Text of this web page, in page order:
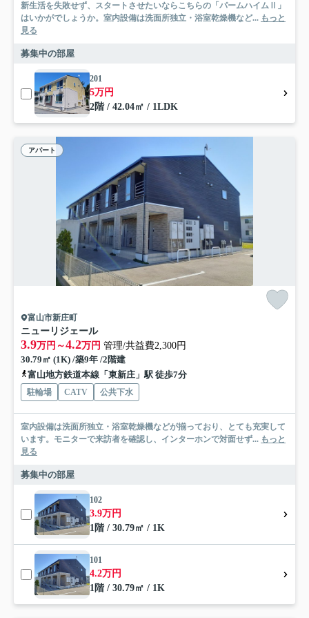
新生活を失敗せず、スタートさせたいならこちらの「パームハイムⅡ」
はいかがでしょうか。室内設備は洗面所独立・浴室乾燥機など... もっと
見る
募集中の部屋
201
5万円
2階 / 42.04㎡ / 1LDK
アパート
富山市新庄町
ニューリジェール
3.9万円～4.2万円 管理/共益費2,300円
30.79㎡ (1K) /築9年 /2階建
富山地方鉄道本線「東新庄」駅 徒歩7分
駐輪場 CATV 公共下水
室内設備は洗面所独立・浴室乾燥機などが揃っており、とても充実して
います。モニターで来訪者を確認し、インターホンで対面せず... もっと
見る
募集中の部屋
102
3.9万円
1階 / 30.79㎡ / 1K
101
4.2万円
1階 / 30.79㎡ / 1K